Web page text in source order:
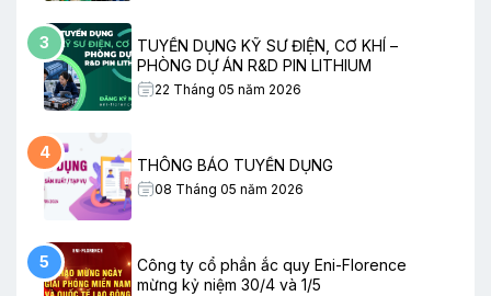
3
TUYỂN DỤNG KỸ SƯ ĐIỆN, CƠ KHÍ –
PHÒNG DỰ ÁN R&D PIN LITHIUM
22 Tháng 05 năm 2026
4
THÔNG BÁO TUYỂN DỤNG
08 Tháng 05 năm 2026
5
Công ty cổ phần ắc quy Eni-Florence
mừng kỷ niệm 30/4 và 1/5